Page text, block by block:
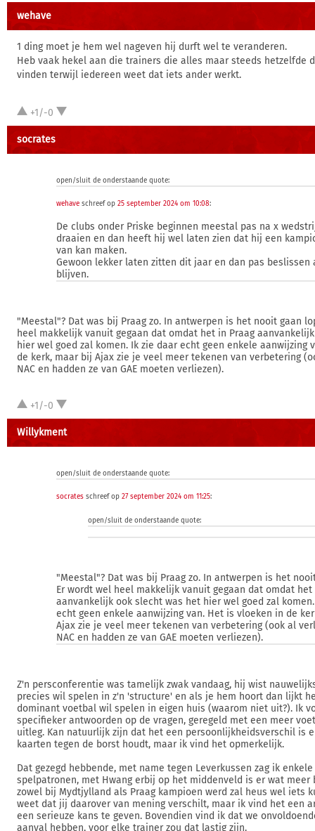
wehave
1 ding moet je hem wel nageven hij durft wel te veranderen.
Heb vaak hekel aan die trainers die alles maar steeds hetzelfde
vinden terwijl iedereen weet dat iets ander werkt.
+1/-0
socrates
open/sluit de onderstaande quote:
wehave schreef op 25 september 2024 om 10:08:
De clubs onder Priske beginnen meestal pas na x
draaien en dan heeft hij wel laten zien dat hij een
van kan maken.
Gewoon lekker laten zitten dit jaar en dan pas beslissen
blijven.
"Meestal"? Dat was bij Praag zo. In antwerpen is het nooit gaan
heel makkelijk vanuit gegaan dat omdat het in Praag
hier wel goed zal komen. Ik zie daar echt geen enkele aanwijzing
de kerk, maar bij Ajax zie je veel meer tekenen van verbetering
NAC en hadden ze van GAE moeten verliezen).
+1/-0
Willykment
open/sluit de onderstaande quote:
socrates schreef op 27 september 2024 om 11:25:
open/sluit de onderstaande quote:
"Meestal"? Dat was bij Praag zo. In antwerpen is het
Er wordt wel heel makkelijk vanuit gegaan dat omdat het
aanvankelijk ook slecht was het hier wel goed zal
echt geen enkele aanwijzing van. Het is vloeken in de
Ajax zie je veel meer tekenen van verbetering (ook al
NAC en hadden ze van GAE moeten verliezen).
Z'n persconferentie was tamelijk zwak vandaag, hij wist
precies wil spelen in z'n 'structure' en als je hem hoort dan lijkt
dominant voetbal wil spelen in eigen huis (waarom niet uit?). Ik
specifieker antwoorden op de vragen, geregeld met een meer
uitleg. Kan natuurlijk zijn dat het een persoonlijkheidsverschil is
kaarten tegen de borst houdt, maar ik vind het opmerkelijk.
Dat gezegd hebbende, met name tegen Leverkussen zag ik
spelpatronen, met Hwang erbij op het middenveld is er wat meer
zowel bij Mydtjylland als Praag kampioen werd zal heus wel iets
weet dat jij daarover van mening verschilt, maar ik vind het een
een serieuze kans te geven. Bovendien vind ik dat we
aanval hebben, voor elke trainer zou dat lastig zijn.